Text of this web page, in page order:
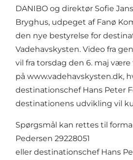
DANIBO og direktør Sofie
Bryghus, udpeget af Fanø
den nye bestyrelse for
Vadehavskysten. Video fra
vil fra torsdag den 6. maj
på www.vadehavskysten.dk,
destinationschef Hans Peter
destinationens udvikling vil
Spørgsmål kan rettes til
Pedersen 29228051
eller destinationschef Hans